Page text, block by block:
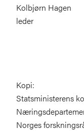
Kolbjørn Hagen
leder
Kopi:
Statsministerens
Norges